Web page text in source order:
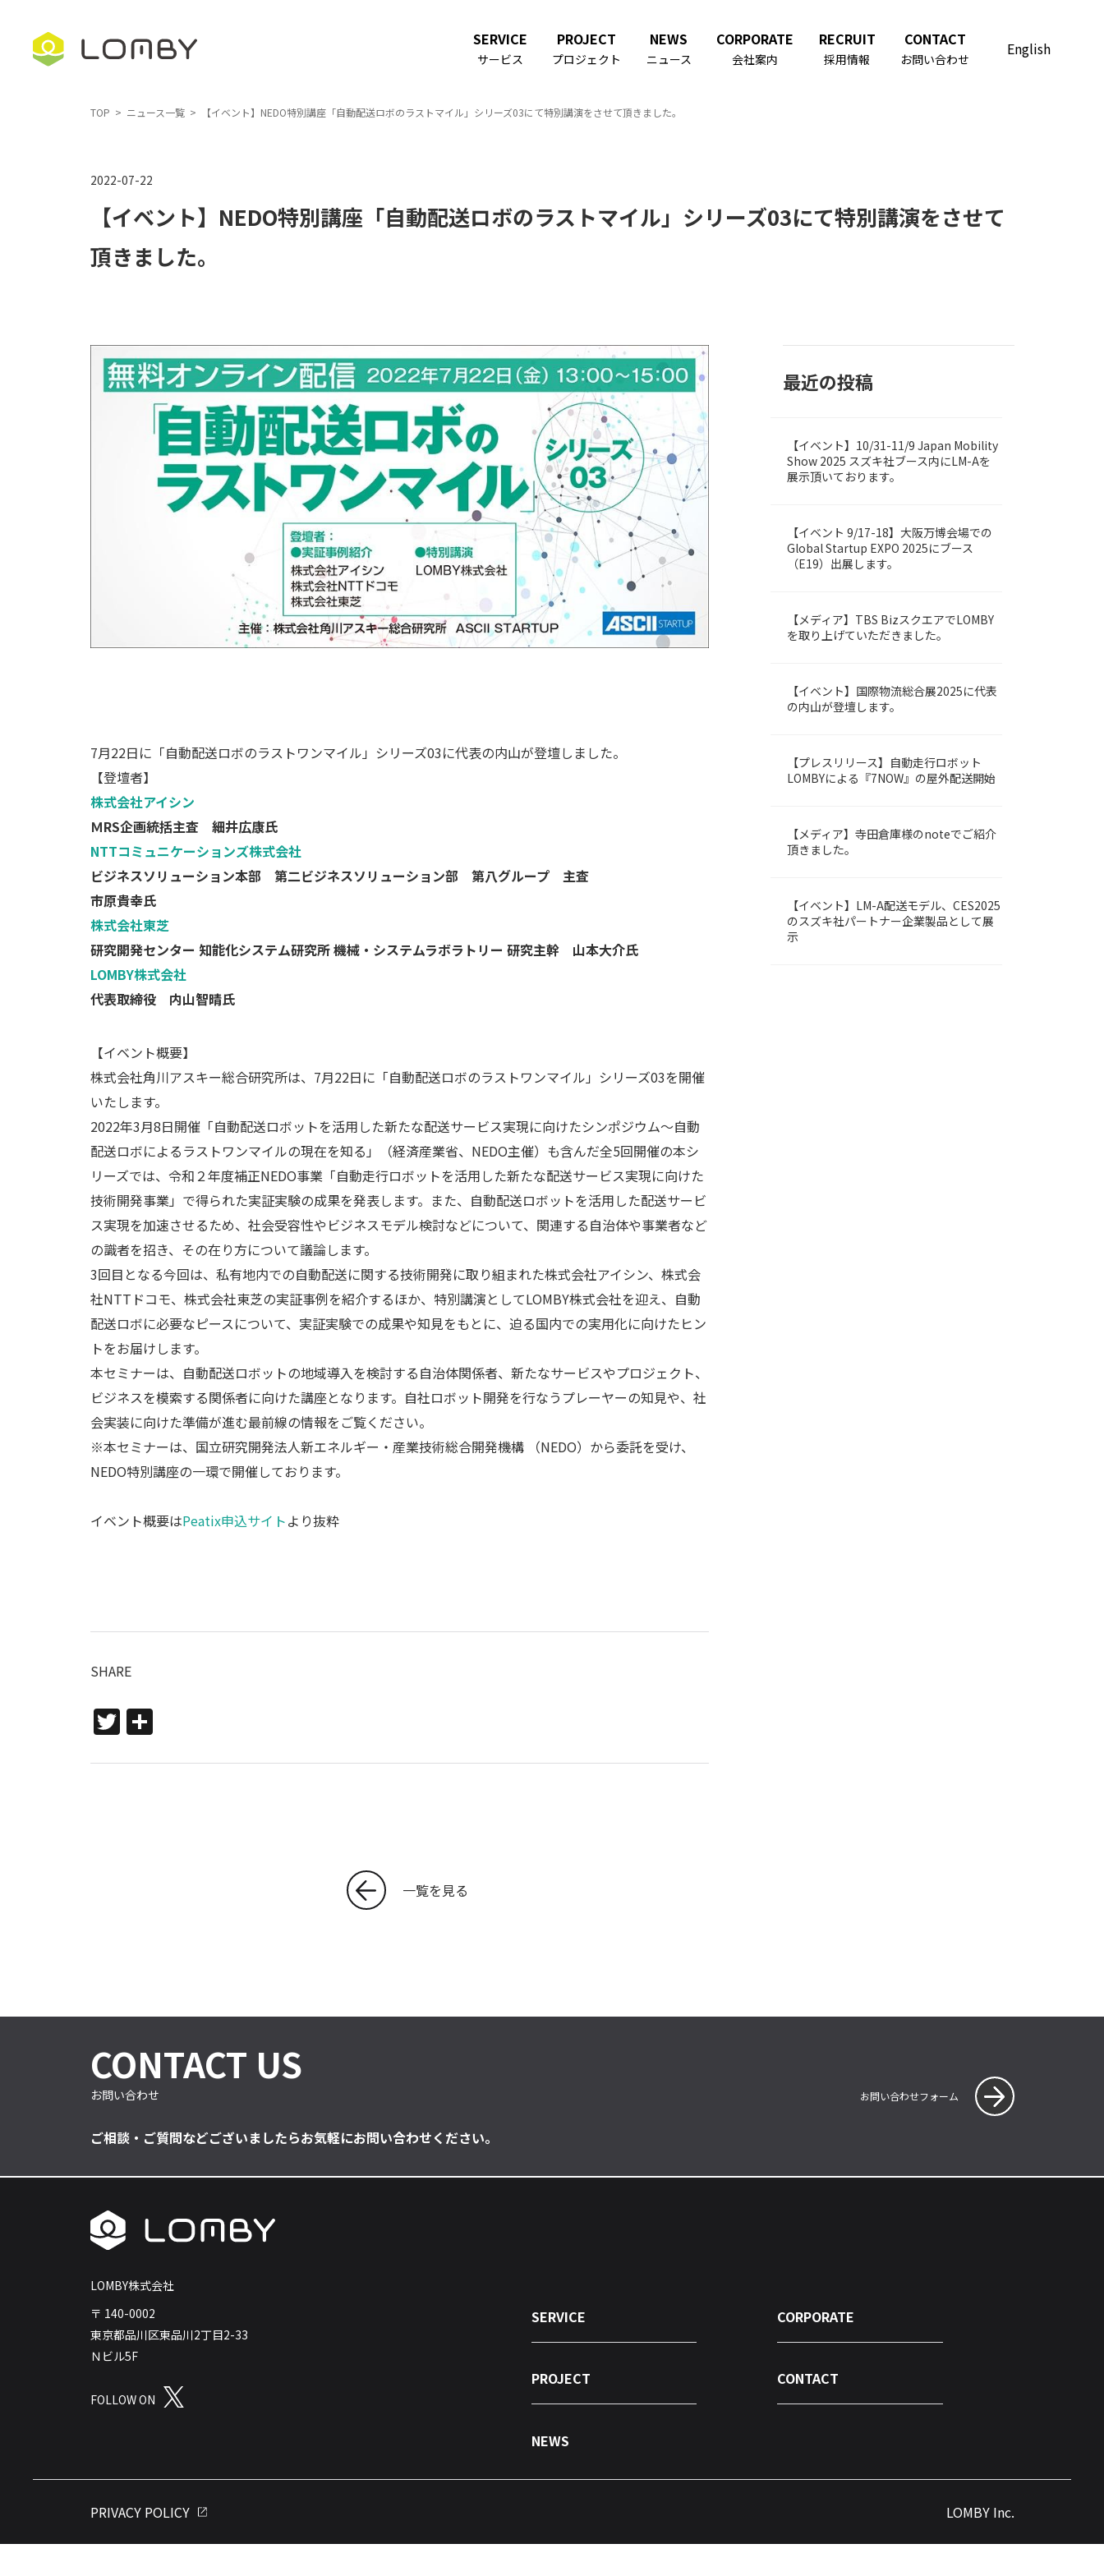
SERVICE
サービス
PROJECT
プロジェクト
NEWS
ニュース
CORPORATE
会社案内
RECRUIT
採用情報
CONTACT
お問い合わせ
English
TOP ニュース一覧 【イベント】NEDO特別講座「自動配送ロボのラストマイル」シリーズ03にて特別講演をさせて頂きました。
2022-07-22
【イベント】NEDO特別講座「自動配送ロボのラストマイル」シリーズ03にて特別講演をさせて
頂きました。
7月22日に「自動配送ロボのラストワンマイル」シリーズ03に代表の内山が登壇しました。
【登壇者】
株式会社アイシン
ＭRS企画統括主査 細井広康氏
NTTコミュニケーションズ株式会社
ビジネスソリューション本部 第二ビジネスソリューション部 第八グループ 主査
市原貴幸氏
株式会社東芝
研究開発センター 知能化システム研究所 機械・システムラボラトリー 研究主幹 山本大介氏
LOMBY株式会社
代表取締役 内山智晴氏
【イベント概要】
株式会社角川アスキー総合研究所は、7月22日に「自動配送ロボのラストワンマイル」シリーズ03を開催
いたします。
2022年3月8日開催「自動配送ロボットを活用した新たな配送サービス実現に向けたシンポジウム～自動
配送ロボによるラストワンマイルの現在を知る」（経済産業省、NEDO主催）も含んだ全5回開催の本シ
リーズでは、令和２年度補正NEDO事業「自動走行ロボットを活用した新たな配送サービス実現に向けた
技術開発事業」で得られた実証実験の成果を発表します。また、自動配送ロボットを活用した配送サービ
ス実現を加速させるため、社会受容性やビジネスモデル検討などについて、関連する自治体や事業者など
の識者を招き、その在り方について議論します。
3回目となる今回は、私有地内での自動配送に関する技術開発に取り組まれた株式会社アイシン、株式会
社NTTドコモ、株式会社東芝の実証事例を紹介するほか、特別講演としてLOMBY株式会社を迎え、自動
配送ロボに必要なピースについて、実証実験での成果や知見をもとに、迫る国内での実用化に向けたヒン
トをお届けします。
本セミナーは、自動配送ロボットの地域導入を検討する自治体関係者、新たなサービスやプロジェクト、
ビジネスを模索する関係者に向けた講座となります。自社ロボット開発を行なうプレーヤーの知見や、社
会実装に向けた準備が進む最前線の情報をご覧ください。
※本セミナーは、国立研究開発法人新エネルギー・産業技術総合開発機構 （NEDO）から委託を受け、
NEDO特別講座の一環で開催しております。
イベント概要はPeatix申込サイトより抜粋
T
itt
共
一覧を見る
最近の投稿
LOMBY【イベント】10/31-11/9 Japan Mobility
Show 2025 スズキ社ブース内にLM-Aを
展示頂いております。
Uncategorized【イベント 9/17-18】大阪万博会場での
Global Startup EXPO 2025にブース
（E19）出展します。
LOMBY【メディア】TBS BizスクエアでLOMBY
を取り上げていただきました。
LOMBY【イベント】国際物流総合展2025に代表
の内山が登壇します。
LOMBY【プレスリリース】自動走行ロボット
LOMBYによる『7NOW』の屋外配送開始
LOMBY【メディア】寺田倉庫様のnoteでご紹介
頂きました。
LOMBY【イベント】LM-A配送モデル、CES2025
のスズキ社パートナー企業製品として展
示
CONTACT US
お問い合わせ
ご相談・ご質問などございましたらお気軽にお問い合わせください。
お問い合わせフォーム
LOMBY株式会社
〒 140-0002
東京都品川区東品川2丁目2-33
Ｎビル5F
FOLLOW ON
SERVICE
PROJECT
NEWS
CORPORATE
CONTACT
PRIVACY POLICY LOMBY Inc.